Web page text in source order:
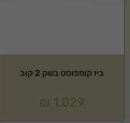
ביו קומפוסט בשק 2 קוב
₪ 1,029